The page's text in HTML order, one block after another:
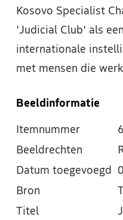
Kosovo Specialist
'Judicial Club' als
internationale
met mensen die
Beeldinformatie
Itemnummer
Beeldrechten
Datum toegevoegd
Bron
Titel